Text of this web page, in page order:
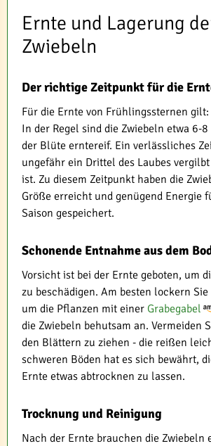
Ernte und Lagerung
Zwiebeln
Der richtige Zeitpunkt für die
Für die Ernte von Frühlingssternen
In der Regel sind die Zwiebeln etwa 6-
der Blüte erntereif. Ein verlässliches
ungefähr ein Drittel des Laubes
ist. Zu diesem Zeitpunkt haben die
Größe erreicht und genügend Energie
Saison gespeichert.
Schonende Entnahme aus dem
Vorsicht ist bei der Ernte geboten, um
zu beschädigen. Am besten lockern
um die Pflanzen mit einer Grabegabel
die Zwiebeln behutsam an. Vermeiden
den Blättern zu ziehen - die reißen
schweren Böden hat es sich bewährt,
Ernte etwas abtrocknen zu lassen.
Trocknung und Reinigung
Nach der Ernte brauchen die Zwiebeln